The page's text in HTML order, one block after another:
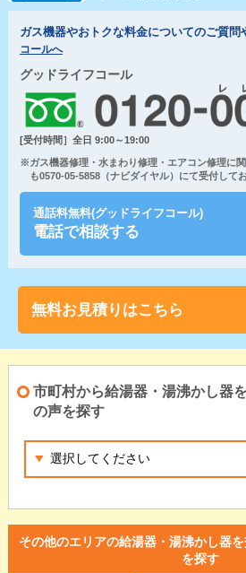
ガス機器やおトクな料金についてのご質問
コールへ
グッドライフコール
[受付時間］全日 9:00～19:00
※ガス機器修理・水まわり修理・エアコン修理に
も0570-05-5858（ナビダイヤル）にて受付してお
通話料無料(グッドライフコール)
電話で相談する
無料お見積りはこちら
市町村から給湯器・湯沸かし器
の声を探す
その他のエリアの給湯器・湯沸かし器
を探す